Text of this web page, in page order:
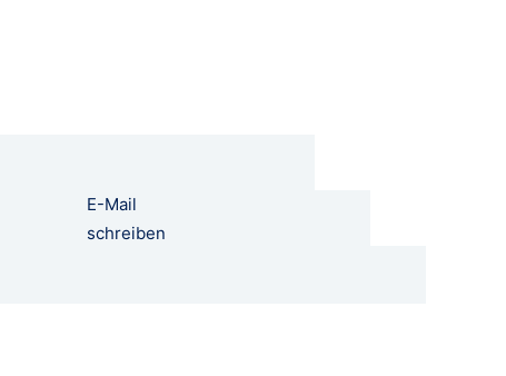
E-Mail
schreiben